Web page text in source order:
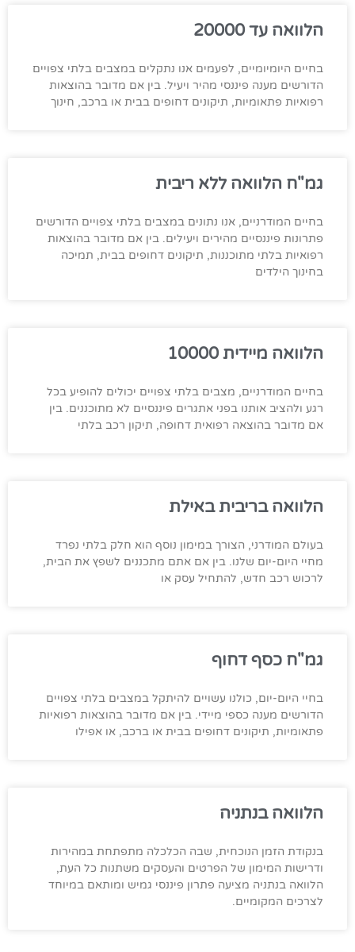
הלוואה עד 20000
בחיים היומיומיים, לפעמים אנו נתקלים במצבים בלתי צפויים
הדורשים מענה פיננסי מהיר ויעיל. בין אם מדובר בהוצאות
רפואיות פתאומיות, תיקונים דחופים בבית או ברכב, חינוך
גמ"ח הלוואה ללא ריבית
בחיים המודרניים, אנו נתונים במצבים בלתי צפויים הדורשים
פתרונות פיננסיים מהירים ויעילים. בין אם מדובר בהוצאות
רפואיות בלתי מתוכננות, תיקונים דחופים בבית, תמיכה
בחינוך הילדים
הלוואה מיידית 10000
בחיים המודרניים, מצבים בלתי צפויים יכולים להופיע בכל
רגע ולהציב אותנו בפני אתגרים פיננסיים לא מתוכננים. בין
אם מדובר בהוצאה רפואית דחופה, תיקון רכב בלתי
הלוואה בריבית באילת
בעולם המודרני, הצורך במימון נוסף הוא חלק בלתי נפרד
מחיי היום-יום שלנו. בין אם אתם מתכננים לשפץ את הבית,
לרכוש רכב חדש, להתחיל עסק או
גמ"ח כסף דחוף
בחיי היום-יום, כולנו עשויים להיתקל במצבים בלתי צפויים
הדורשים מענה כספי מיידי. בין אם מדובר בהוצאות רפואיות
פתאומיות, תיקונים דחופים בבית או ברכב, או אפילו
הלוואה בנתניה
בנקודת הזמן הנוכחית, שבה הכלכלה מתפתחת במהירות
ודרישות המימון של הפרטים והעסקים משתנות כל העת,
הלוואה בנתניה מציעה פתרון פיננסי גמיש ומותאם במיוחד
לצרכים המקומיים.